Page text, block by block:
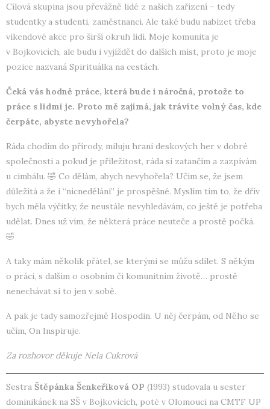
Cílová skupina jsou převážně lidé z našich zařízení – tedy
studentky a studenti, zaměstnanci. Ale také budu nabízet třeba
víkendové akce pro širší okruh lidí. Moje komunita je
v Bojkovicích, ale budu i vyjíždět do dalších míst, proto je moje
pozice nazvaná Spirituálka na cestách.
Čeká vás hodně práce, která bude i náročná, protože to
práce s lidmi je. Proto mě zajímá, jak trávíte volný čas, kde
čerpáte, abyste nevyhořela?
Ráda chodím do přírody, miluju hraní deskových her v dobré
společnosti a pokud je příležitost, ráda si zatančím a zazpívám
u cimbálu. 🤣 Co dělám, abych nevyhořela? Učím se, že jsem
důležitá a že i “nicnedělání” je prospěšné. Myslím tím to, že dřív
bych měla výčitky, že neustále nevyhledávám, co ještě je potřeba
udělat. Dnes už vím, že některá práce neuteče a prostě počká.
🤣
A taky mám několik přátel, se kterými se můžu sdílet. S někým
o práci, s dalším o osobním či komunitním životě… prostě
nenechávat si to jen v sobě.
A pak je tady samozřejmě Hospodin. U něj čerpám, od Něho se
učím, On Inspiruje.
Za rozhovor děkuje Nela Cukrová
Sestra Štěpánka Šenkeříková OP (1993) studovala u sester
dominikánek na SŠ v Bojkovicích, poté v Olomouci na CMTF UP